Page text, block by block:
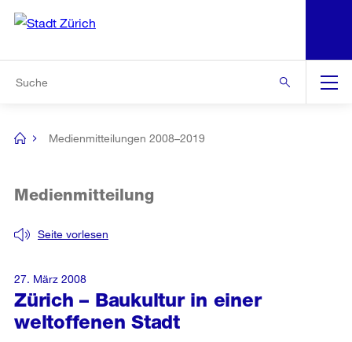
Navigation
[no
Medienmitteilungen 2008–2019
Zürich – Baukultur in einer
weltoffenen Stadt
Seite vorlesen
Medienmitteilung
27. März 2008